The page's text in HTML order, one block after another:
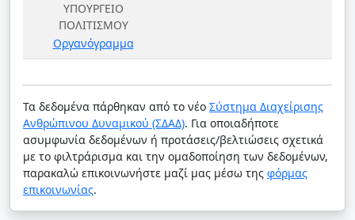
ΥΠΟΥΡΓΕΙΟ
ΠΟΛΙΤΙΣΜΟΥ
Οργανόγραμμα
Τα δεδομένα πάρθηκαν από το νέο Σύστημα Διαχείρισης
Ανθρώπινου Δυναμικού (ΣΔΑΔ). Για οποιαδήποτε
ασυμφωνία δεδομένων ή προτάσεις/βελτιώσεις σχετικά
με το φιλτράρισμα και την ομαδοποίηση των δεδομένων,
παρακαλώ επικοινωνήστε μαζί μας μέσω της φόρμας
επικοινωνίας.